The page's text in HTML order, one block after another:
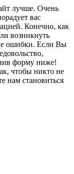
лучше. Очень
вас
Конечно, как
возникнуть
ошибки. Если Вы
форму ниже!
чтобы никто не
нам становиться